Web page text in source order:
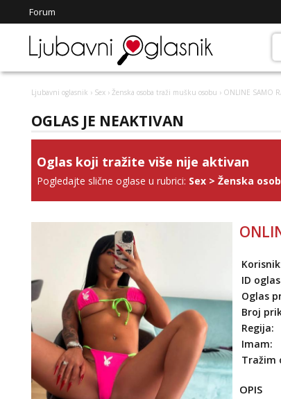
Forum
Ljubavni oglasnik › Sex › Ženska osoba traži mušku osobu › ONLINE SAMO
OGLAS JE NEAKTIVAN
Oglas koji tražite više nije aktivan
Pogledajte slične oglase u rubrici: Sex > Ženska
ID
Oglas
Broj
Regija:
Imam:
Tražim
OPIS